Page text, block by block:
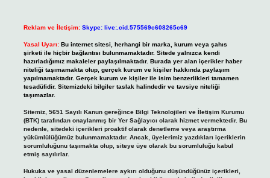
Reklam ve İletişim: Skype: live:.cid.575569c608265c69
Yasal Uyarı: Bu internet sitesi, herhangi bir marka, kurum veya şahıs
şirketi ile hiçbir bağlantısı bulunmamaktadır. Sitede yalnızca kendi
hazırladığımız makaleler paylaşılmaktadır. Burada yer alan içerikler haber
niteliği taşımamakta olup, gerçek kurum ve kişiler hakkında paylaşım
yapılmamaktadır. Gerçek kurum ve kişiler ile isim benzerlikleri tamamen
tesadüfidir. Sitemizdeki bilgiler taslak halindedir ve tavsiye niteliği
taşımazlar.
Sitemiz, 5651 Sayılı Kanun gereğince Bilgi Teknolojileri ve İletişim Kurumu
(BTK) tarafından onaylanmış bir Yer Sağlayıcı olarak hizmet vermektedir. Bu
nedenle, sitedeki içerikleri proaktif olarak denetleme veya araştırma
yükümlülüğümüz bulunmamaktadır. Ancak, üyelerimiz yazdıkları içeriklerin
sorumluluğunu taşımakta olup, siteye üye olarak bu sorumluluğu kabul
etmiş sayılırlar.
Hukuka ve yasal düzenlemelere aykırı olduğunu düşündüğünüz içerikleri,